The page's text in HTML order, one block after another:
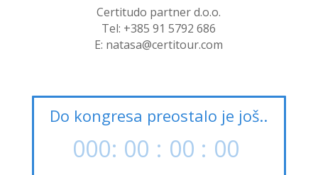
Certitudo partner d.o.o.
Tel: +385 91 5792 686
E: natasa@certitour.com
Do kongresa preostalo je još..
000: 00 : 00 : 00